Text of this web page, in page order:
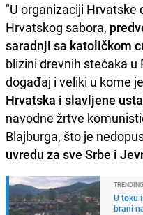
"U organizaciji Hrvatske
Hrvatskog sabora,
saradnji sa katoličkom
blizini drevnih stećaka u
događaj i veliki u kome je
Hrvatska i slavljene
navodne žrtve
Blajburga, što je
uvredu za sve Srbe i
TRENDING
U toku
brani